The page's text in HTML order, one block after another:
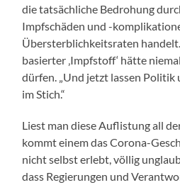
die tatsächliche Bedrohung
Impfschäden und -
Übersterblichkeitsraten
basierter ‚Impfstoff‘ hätte
dürfen. „Und jetzt lassen
im Stich.“
Liest man diese Auflistung all
kommt einem das Corona-
nicht selbst erlebt, völlig
dass Regierungen und